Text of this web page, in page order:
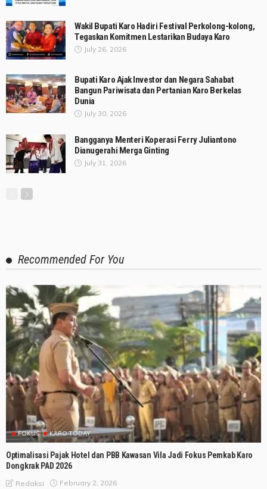
Wakil Bupati Karo Hadiri Festival Perkolong-kolong,
Tegaskan Komitmen Lestarikan Budaya Karo
July 26, 2026
Bupati Karo Ajak Investor dan Negara Sahabat
Bangun Pariwisata dan Pertanian Karo Berkelas
Dunia
July 30, 2026
Bangganya Menteri Koperasi Ferry Juliantono
Dianugerahi Merga Ginting
July 31, 2026
Recommended For You
FOKUS KARO TODAY
Optimalisasi Pajak Hotel dan PBB Kawasan Vila Jadi Fokus Pemkab Karo
Dongkrak PAD 2026
Redaksi February 2, 2026